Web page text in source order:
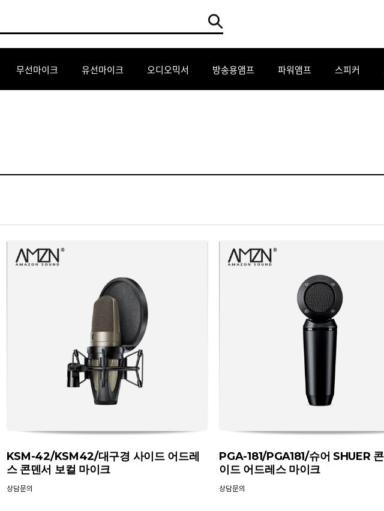
무선마이크 유선마이크 오디오믹서 방송용앰프 파워앰프 스피커
KSM-42/KSM42/대구경 사이드 어드레
스 콘덴서 보컬 마이크
상담문의
PGA-181/PGA181/슈어 SHUER
이드 어드레스 마이크
상담문의